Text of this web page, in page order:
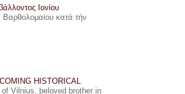
Ιονίου
Βαρθολομαίου κατά τήν
HISTORICAL
Vilnius, beloved brother in